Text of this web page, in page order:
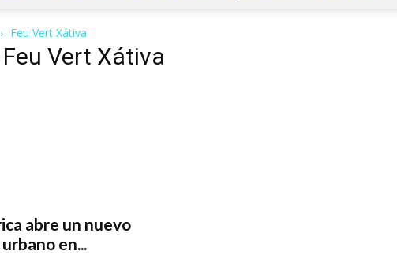
Feu Vert Xátiva
Vert Xátiva
abre un nuevo
en...